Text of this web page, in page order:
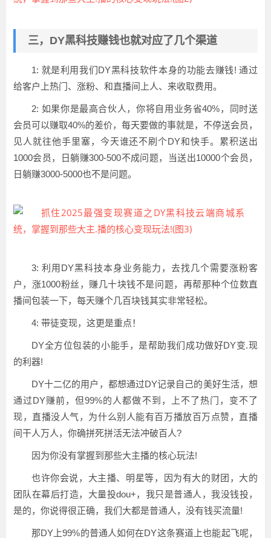
三，DY黑科技赚钱也就对应了几个渠道
1: 就是利用我们DY黑科技软件本身的功能去赚钱! 通过
给客户上热门、涨粉、和直播间上人、来收取费用。
2: 如果你是最高合伙人，你将自用业务省40%，同时送
会员可以赚取40%的差价，每天要做的事就是，不停送会员，
见人就往他手里塞，今天谁还不刷个DY和快手。累积送出
1000会员，日躺赚300-500不成问题，当送出10000个会员，
日躺赚3000-5000也不是问题。
3: 利用DY黑科技本身业务能力，去找几个需要涨粉客
户，涨1000粉丝，赚几十块钱不是问题，再帮那种个位数直
播间包装一下，每天赚个几百块钱其实非常轻松。
4: 带徒变现，这更是重点！
DY全方位包装的小能手，是帮助我们成功做好DY变.现
的利器!
DY十二亿的用户，都想通过DY记录自己的美好生活，想
通过DY赚前，但99%的人都做不到，上不了热门，变不了
现，直播没人气，为什么别人能有百万播放百万点赞，直播
间干人万人，你确拼死拼活无法冲破百人?
因为你没有掌握到那些大主播的核心玩法!
也许你会说，大主播、明星等，因为有大的财团，大的
团队在幕后打造，大量投dou+，我只是普通人，我没钱投，
是的，你说得很正确，我们大都是普通人，没有钱买流量!
那DY上99%的普通人如何在DY这条赛道上也能起飞呢，